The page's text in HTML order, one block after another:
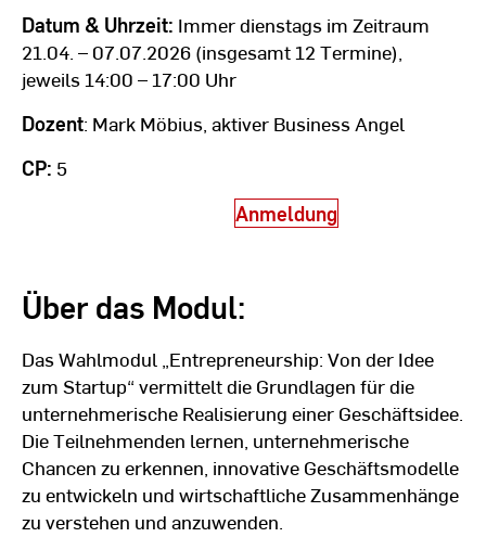
Datum & Uhrzeit: Immer dienstags im Zeitraum
21.04. – 07.07.2026 (insgesamt 12 Termine),
jeweils 14:00 – 17:00 Uhr
Dozent: Mark Möbius, aktiver Business Angel
CP: 5
Anmeldung
Über das Modul:
Das Wahlmodul „Entrepreneurship: Von der Idee
zum Startup“ vermittelt die Grundlagen für die
unternehmerische Realisierung einer Geschäftsidee.
Die Teilnehmenden lernen, unternehmerische
Chancen zu erkennen, innovative Geschäftsmodelle
zu entwickeln und wirtschaftliche Zusammenhänge
zu verstehen und anzuwenden.